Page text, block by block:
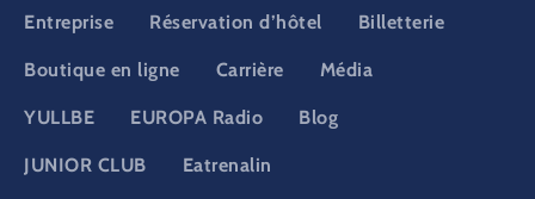
Entreprise Réservation d’hôtel Billetterie
Boutique en ligne Carrière Média
YULLBE EUROPA Radio Blog
JUNIOR CLUB Eatrenalin